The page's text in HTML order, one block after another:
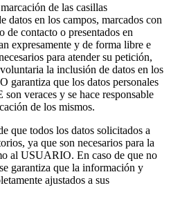
de las casillas
datos en los campos, marcados con
contacto o presentados en
expresamente y de forma libre e
para atender su petición,
la inclusión de datos en los
garantiza que los datos personales
veraces y se hace responsable
de los mismos.
que todos los datos solicitados a
ya que son necesarios para la
al USUARIO. En caso de que no
garantiza que la información y
ajustados a sus